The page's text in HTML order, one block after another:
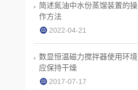
简述氮油中水份蒸馏装置的操
作方法
2022-04-21
数显恒温磁力搅拌器使用环境
应保持干燥
2017-07-17